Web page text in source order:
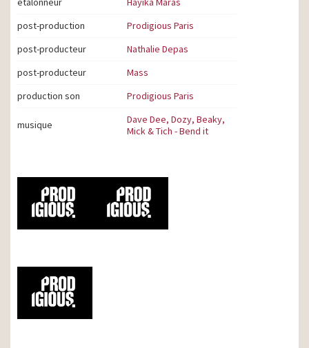
post-production
Prodigious Paris
post-producteur
Nathalie Depas
post-producteur
Mass
production son
Prodigious Paris
musique
Dave Dee, Dozy, Beaky,
Mick & Tich - Bend it